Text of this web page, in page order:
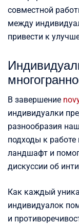
совместной
между
привести к
В завершение
индивидуалки
разнообразия
подходы к
ландшафт и
дискуссии об
Как каждый
индивидуалок
и